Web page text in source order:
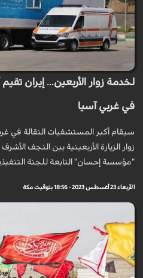
لخدمة زوار الأربعين... إيران
في غربي آسيا
سيقام أكبر المستشفيات النقالة في
زوار الزيارة الأربعينية بين النجف
"مؤسسة إحسان" التابعة للجنة
الأربعاء 23 أغسطس 2023 - 18:56 بتوقيت مكة